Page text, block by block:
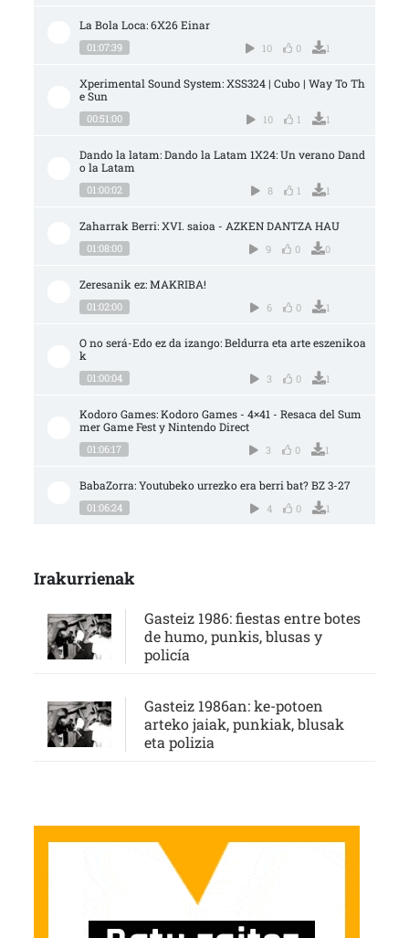
La Bola Loca: 6X26 Einar
01:07:39 10 0 1
Xperimental Sound System: XSS324 | Cubo | Way To Th
e Sun
00:51:00 10 1 1
Dando la latam: Dando la Latam 1X24: Un verano Dand
o la Latam
01:00:02 8 1 1
Zaharrak Berri: XVI. saioa - AZKEN DANTZA HAU
01:08:00 9 0 0
Zeresanik ez: MAKRIBA!
01:02:00 6 0 1
O no será-Edo ez da izango: Beldurra eta arte eszenikoa
k
01:00:04 3 0 1
Kodoro Games: Kodoro Games - 4×41 - Resaca del Sum
mer Game Fest y Nintendo Direct
01:06:17 3 0 1
BabaZorra: Youtubeko urrezko era berri bat? BZ 3-27
01:06:24 4 0 1
Irakurrienak
Gasteiz 1986: fiestas entre botes
de humo, punkis, blusas y
policía
Gasteiz 1986an: ke-potoen
arteko jaiak, punkiak, blusak
eta polizia